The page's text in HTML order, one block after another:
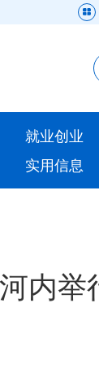
来华
就业创业
实用信息
内举